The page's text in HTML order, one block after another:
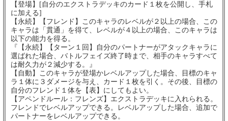
【登場】[自分のエクストラデッキのカード１枚を公開し、手札
に加える]
【永続】【フレンド】このキャラのレベルが２以上の場合、この
キャラは「貫通」を得て、レベルが４以上の場合、このキャラは
以下の能力を得る。
『【永続】【ターン１回】自分のパートナーがアタックキャラに
選ばれた場合、バトルフェイズ終了時まで、相手のキャラすべて
は耐久力が２減少する。』
【自動】このキャラが登場かレベルアップした場合、目標のキャ
ラ１体に３ダメージを与え、カード１枚を引く。その後、目標の
自分のフレンド１体を【表】にしてもよい。
【アペンドルール：フレンズ】エクストラデッキに入れられる。
フレンドでレベルアップできる。レベルアップした場合、追加で
パートナーをレベルアップできる。